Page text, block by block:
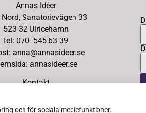
Annas Idéer
Sanatorievägen 33
523 32 Ulricehamn
Tel: 070- 545 63 39
anna@annasideer.se
annasideer.se
Kontakt
Annas Idéer – All Rights Reserved
och för sociala mediefunktioner.